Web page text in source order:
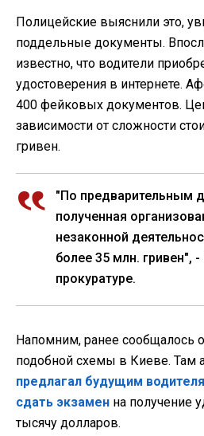
Полицейские выяснили это,
поддельные документы.
известно, что водители
удостоверения в интернете.
400 фейковых документов.
зависимости от сложности
гривен.
"По предварительным
полученная
незаконной
более 35 млн. гривен",
прокуратуре.
Напомним, ранее сообщалось
подобной схемы в Киеве. Там
предлагал будущим
сдать экзамен на получение
тысячу долларов.